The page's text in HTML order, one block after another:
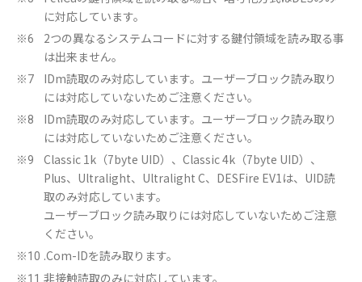
に対応しています。
※6
2つの異なるシステムコードに対する鍵付領域を読み取る事
は出来ません。
※7
IDm読取のみ対応しています。ユーザーブロック読み取り
には対応していないためご注意ください。
※8
IDm読取のみ対応しています。ユーザーブロック読み取り
には対応していないためご注意ください。
※9
Classic 1k（7byte UID）、Classic 4k（7byte UID）、
Plus、Ultralight、Ultralight C、DESFire EV1は、UID読
取のみ対応しています。
ユーザーブロック読み取りには対応していないためご注意
ください。
※10 .Com-IDを読み取ります。
※11 非接触読取のみに対応しています。